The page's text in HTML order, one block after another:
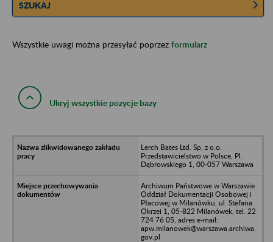
SZUKAJ
Wszystkie uwagi można przesyłać poprzez formularz
Ukryj wszystkie pozycje bazy
Lerch Bates Ltd. Sp. z o.o.
Przedstawicielstwo w Polsce, Pl.
Dąbrowskiego 1, 00-057 Warszawa
Archiwum Państwowe w Warszawie
Oddział Dokumentacji Osobowej i
Płacowej w Milanówku, ul. Stefana
Okrzei 1, 05-822 Milanówek, tel. 22
724 76 05, adres e-mail:
apw.milanowek@warszawa.archiwa.
gov.pl